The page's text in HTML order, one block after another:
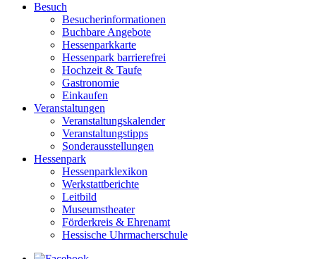
Besuch
Besucherinformationen
Buchbare Angebote
Hessenparkkarte
Hessenpark barrierefrei
Hochzeit & Taufe
Gastronomie
Einkaufen
Veranstaltungen
Veranstaltungskalender
Veranstaltungstipps
Sonderausstellungen
Hessenpark
Hessenparklexikon
Werkstattberichte
Leitbild
Museumstheater
Förderkreis & Ehrenamt
Hessische Uhrmacherschule